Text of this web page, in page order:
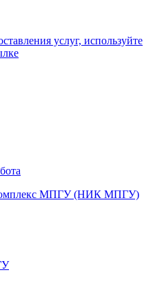
услуг, используйте
комплекс МПГУ (НИК МПГУ)